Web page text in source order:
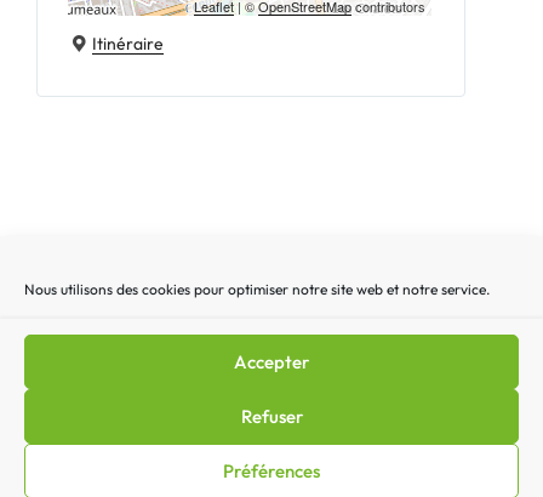
Nous utilisons des cookies pour optimiser notre site web et notre service.
Accepter
Refuser
Préférences
Leaflet| ©OpenStreetMapcontributors
Itinéraire
Recherche
cookies|Politique de confidentialité|Politique de cookies
(EU)|Contact